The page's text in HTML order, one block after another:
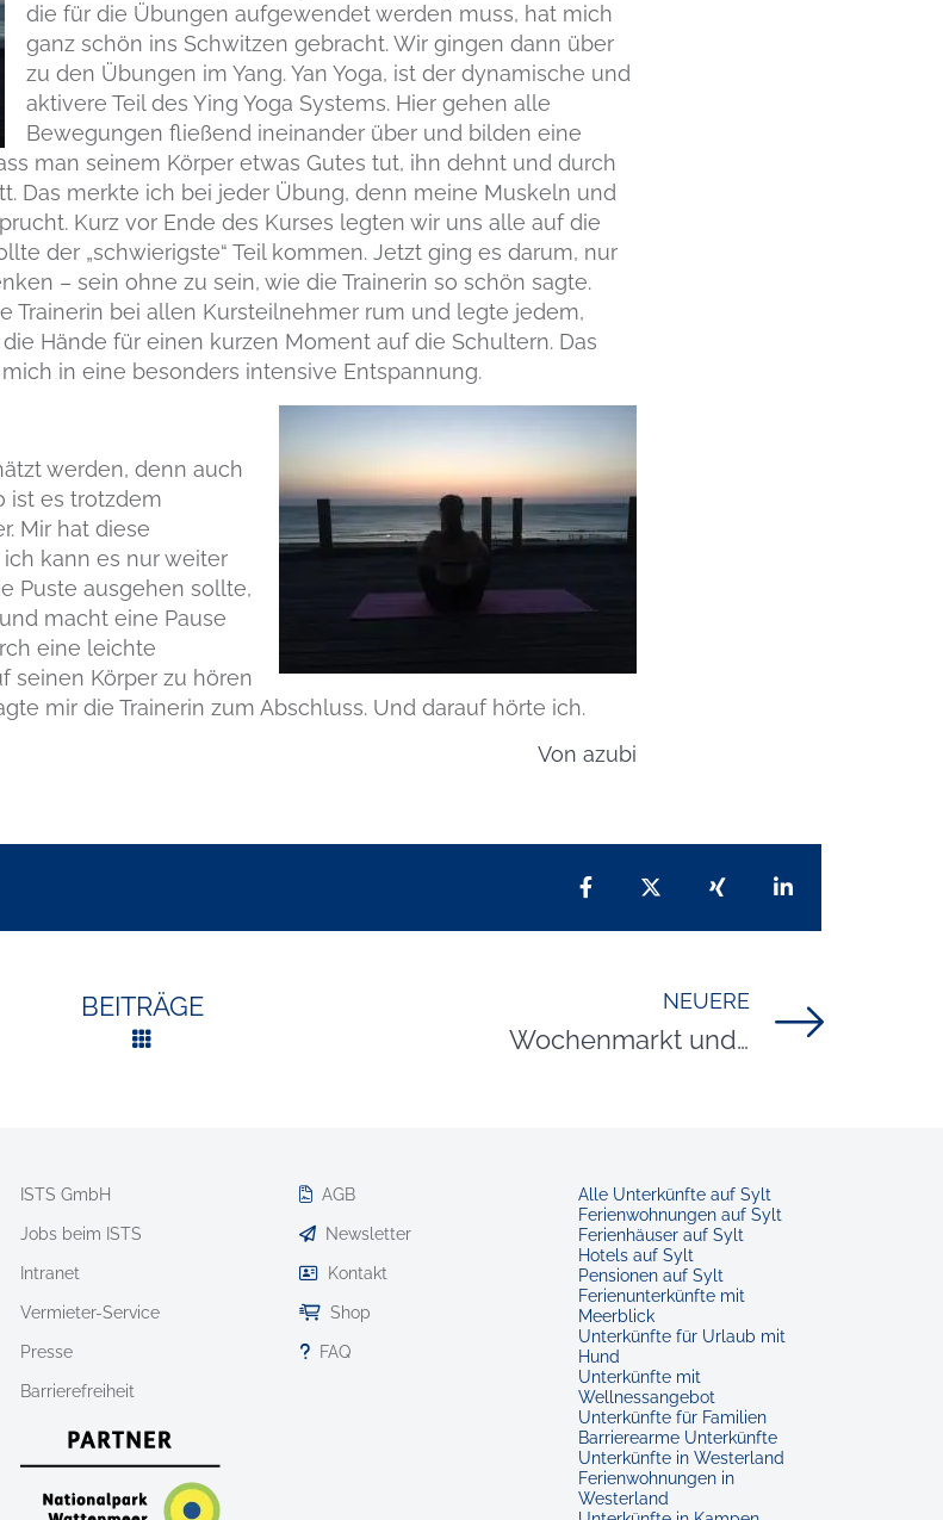
die für die Übungen aufgewendet werden muss, hat mich
ganz schön ins Schwitzen gebracht. Wir gingen dann über
zu den Übungen im Yang. Yan Yoga, ist der dynamische und
aktivere Teil des Ying Yoga Systems. Hier gehen alle
Bewegungen fließend ineinander über und bilden eine
man seinem Körper etwas Gutes tut, ihn dehnt und durch
Das merkte ich bei jeder Übung, denn meine Muskeln und
Kurz vor Ende des Kurses legten wir uns alle auf die
der „schwierigste“ Teil kommen. Jetzt ging es darum, nur
– sein ohne zu sein, wie die Trainerin so schön sagte.
Trainerin bei allen Kursteilnehmer rum und legte jedem,
Hände für einen kurzen Moment auf die Schultern. Das
in eine besonders intensive Entspannung.
werden, denn auch
ist es trotzdem
Mir hat diese
kann es nur weiter
Puste ausgehen sollte,
macht eine Pause
eine leichte
seinen Körper zu hören
mir die Trainerin zum Abschluss. Und darauf hörte ich.
Von azubi
Teilen auf Facebook
Teilen auf XTeilen auf Xing
Teilen auf
BEITRÄGE NEUERE
Titel für Beitrag
Wochenmarkt und Hofläden auf Sylt
ISTS GmbH
Jobs beim ISTS
Intranet
Vermieter-Service
Presse
Barrierefreiheit
AGB
Newsletter
Kontakt
Shop
FAQ
Alle Unterkünfte auf Sylt
Ferienwohnungen auf Sylt
Ferienhäuser auf Sylt
Hotels auf Sylt
Pensionen auf Sylt
Ferienunterkünfte mit
Meerblick
Unterkünfte für Urlaub mit
Hund
Unterkünfte mit
Wellnessangebot
Unterkünfte für Familien
Barrierearme Unterkünfte
Unterkünfte in Westerland
Ferienwohnungen in
Westerland